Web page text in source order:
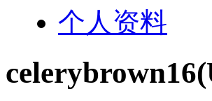
个人资料
celerybrown16